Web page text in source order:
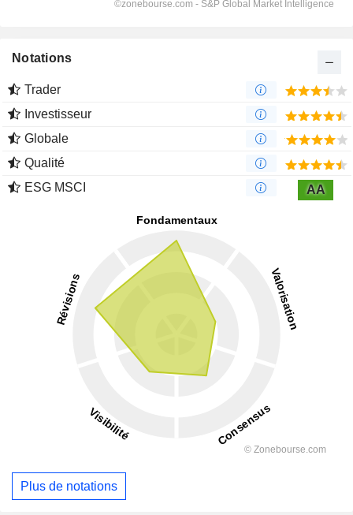
Notations
Trader
Investisseur
Globale
Qualité
ESG MSCI
AA
Plus de notations